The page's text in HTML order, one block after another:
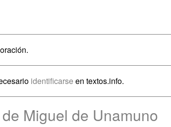
identificarse en textos.info.
Miguel de Unamuno